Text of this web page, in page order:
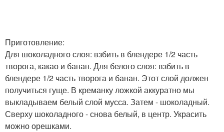
Приготовление:
Для шоколадного слоя: взбить в блендере 1/2 часть
творога, какао и банан. Для белого слоя: взбить в
блендере 1/2 часть творога и банан. Этот слой должен
получиться гуще. В креманку ложкой аккуратно мы
выкладываем белый слой мусса. Затем - шоколадный.
Сверху шоколадного - снова белый, в центр. Украсить
можно орешками.